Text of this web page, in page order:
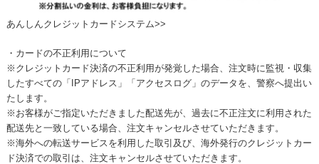
あんしんクレジットカードシステム>>
・カードの不正利用について
※クレジットカード決済の不正利用が発覚した場合、注文時に監視・収集
したすべての「IPアドレス」「アクセスログ」のデータを、警察へ提出い
たします。
※お客様がご指定いただきました配送先が、過去に不正注文に利用された
配送先と一致している場合、注文キャンセルさせていただきます。
※海外への転送サービスを利用した取引及び、海外発行のクレジットカー
ド決済での取引は、注文キャンセルさせていただきます。